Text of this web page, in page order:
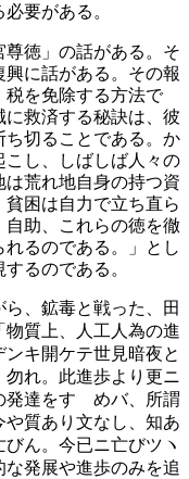
要がある。
徳」の話がある。そ
に話がある。その報
税を免除する方法で
救済する秘訣は、彼
ち切ることである。か
こし、しばしば人々の
荒れ地自身の持つ資
困は自力で立ち直ら
助、これらの徳を徹
るのである。」とし
るのである。
、鉱毒と戦った、田
物質上、人工人為の進
キ開ケテ世見暗夜と
れ。此進歩より更ニ
達をすゝめバ、所謂
質あり文なし、知あ
ん。今已ニ亡びツヽ
な発展や進歩のみを追